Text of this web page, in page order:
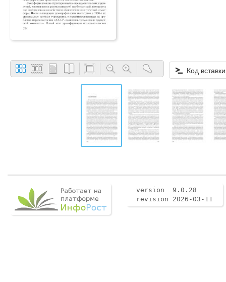
Код вставки
version 9.0.28
revision 2026-03-11